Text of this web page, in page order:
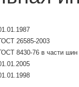
26585-2003
8430-76 в части